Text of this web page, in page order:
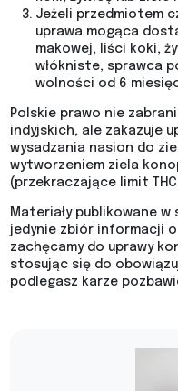
Jeżeli przedmiotem
uprawa mogąca
makowej, liści koki,
włókniste, sprawca
wolności od 6
Polskie prawo nie
indyjskich, ale zakazuje
wysadzania nasion do
wytworzeniem ziela
(przekraczające limit THC
Materiały publikowane
jedynie zbiór informacji
zachęcamy do uprawy
stosując się do
podlegasz karze